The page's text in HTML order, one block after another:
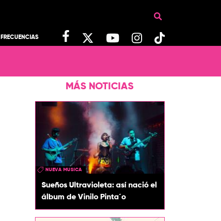
FRECUENCIAS
MÁS NOTICIAS
NUEVA MUSICA
Sueños Ultravioleta: así nació el
álbum de Vinilo Pinta´o